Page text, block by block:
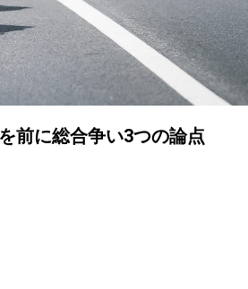
前に総合争い3つの論点